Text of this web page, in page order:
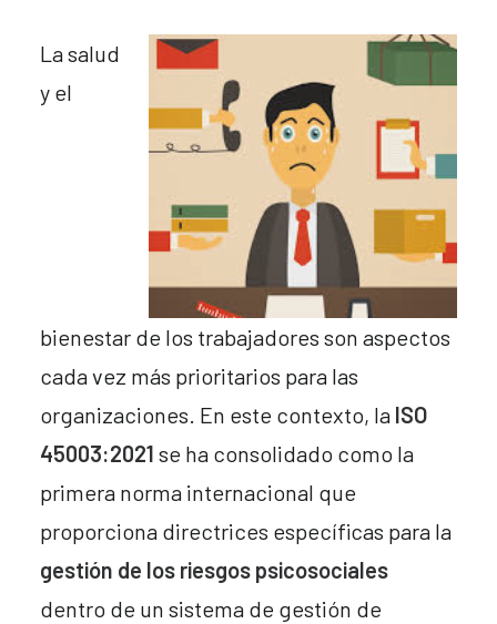
La salud
y el
bienestar de los trabajadores son aspectos
cada vez más prioritarios para las
organizaciones. En este contexto, la ISO
45003:2021 se ha consolidado como la
primera norma internacional que
proporciona directrices específicas para la
gestión de los riesgos psicosociales
dentro de un sistema de gestión de